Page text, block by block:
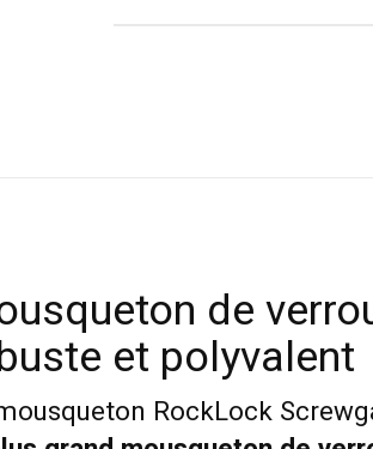
de
et polyvalent
RockLock